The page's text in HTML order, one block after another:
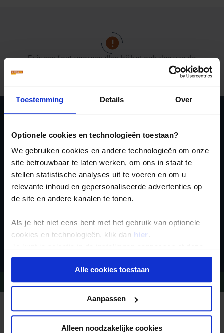
Toestemming Details Over
Optionele cookies en technologieën toestaan?
We gebruiken cookies en andere technologieën om onze
site betrouwbaar te laten werken, om ons in staat te
stellen statistische analyses uit te voeren en om u
relevante inhoud en gepersonaliseerde advertenties op
de site en andere kanalen te tonen.
Als je het niet eens bent met het gebruik van optionele
cookies en technologieën, klik dan hier .
onder aan de pagina op elk gewenst moment voor de
toekomst wijzigen.Alle cookies toestaan
Aanpassen
Alleen noodzakelijke cookies
Er is een fout voorgevallen bij het ophalen van de
voor de wekelijkse
nieuwsbrief
Inschrijven
Vragen?Bel 09-234 13 11
REIZEN MET KONING AAP
Waarom Koning Aap?
Bestemmingen